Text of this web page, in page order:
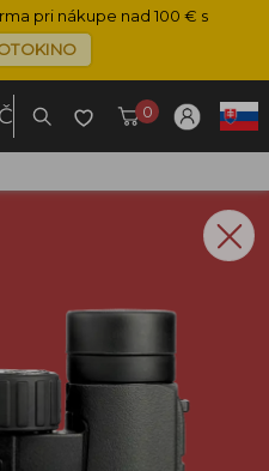
pri nákupe nad 100 € s
0